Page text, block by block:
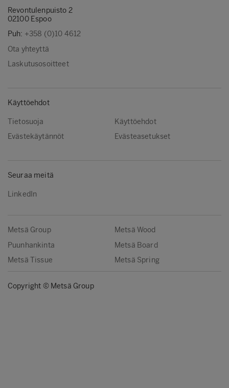
Revontulenpuisto 2
02100 Espoo
Puh: +358 (0)10 4612
Ota yhteyttä
Laskutusosoitteet
Käyttöehdot
Tietosuoja
Käyttöehdot
Evästekäytännöt
Evästeasetukset
Seuraa meitä
LinkedIn
Metsä Group
Metsä Wood
Puunhankinta
Metsä Board
Metsä Tissue
Metsä Spring
Copyright © Metsä Group